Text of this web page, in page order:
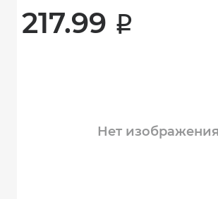
217.99 i
Нет изображения